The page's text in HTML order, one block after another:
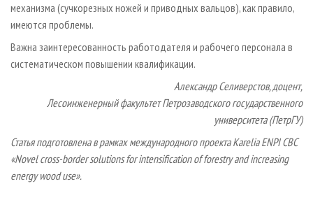
механизма (сучкорезных ножей и приводных вальцов), как правило,
имеются проблемы.
Важна заинтересованность работодателя и рабочего персонала в
систематическом повышении квалификации.
Александр Селиверстов, доцент,
Лесоинженерный факультет Петрозаводского государственного
университета (ПетрГУ)
Статья подготовлена в рамках международного проектаKarelia ENPI CBC
«Novel cross-border solutions for intensification of forestry and increasing
energy wood use».